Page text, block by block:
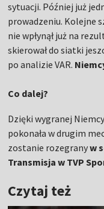
sytuacji. Później już
prowadzeniu. Kolejne
nie wpłynął już na
skierował do siatki
po analizie VAR.
Co dalej?
Dzięki wygranej
pokonała w drugim
zostanie rozegranyw
Transmisja w TVP
Czytaj też